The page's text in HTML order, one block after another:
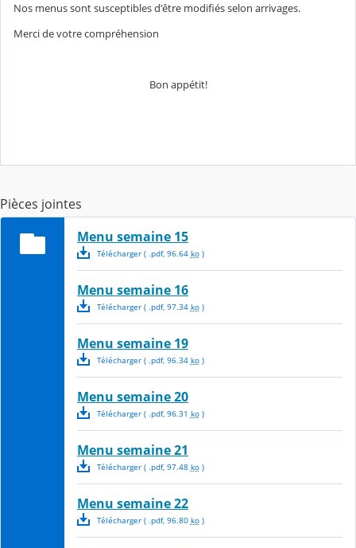
Nos menus sont susceptibles d'être modifiés selon arrivages.
Merci de votre compréhension
Bon appétit!
Pièces jointes
Menu semaine 15
Télécharger( .pdf, 96.64 ko)
Menu semaine 16
Télécharger( .pdf, 97.34 ko)
Menu semaine 19
Télécharger( .pdf, 96.34 ko)
Menu semaine 20
Télécharger( .pdf, 96.31 ko)
Menu semaine 21
Télécharger( .pdf, 97.48 ko)
Menu semaine 22
Télécharger( .pdf, 96.80 ko)